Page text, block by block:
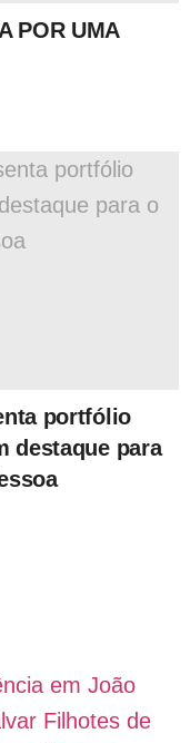
POR UMA
portfólio
destaque para
em João
Filhotes de